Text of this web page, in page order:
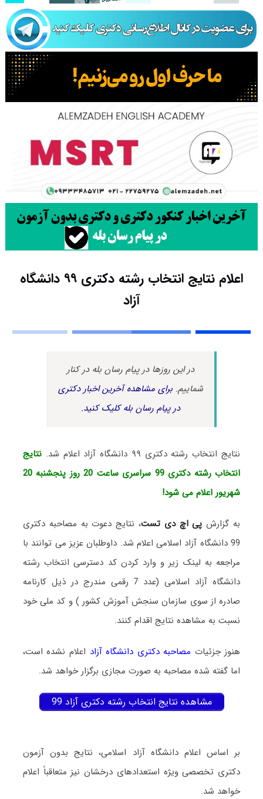
اعلام نتایج انتخاب رشته دکتری ٩٩ دانشگاه
آزاد
در این روزها در پیام رسان بله در کنار
شماییم.برای مشاهده آخرین اخبار دکتری
در پیام رسان بله کلیک کنید.
نتایج انتخاب رشته دکتری ٩٩ دانشگاه آزاد اعلام شد.
نتایج
انتخاب رشته دکتری 99 سراسری ساعت 20 روز پنجشنبه 20
شهریور اعلام می شود!
به گزارش پی اچ دی تست، نتایج دعوت به مصاحبه دکتری
99 دانشگاه آزاد اسلامی اعلام شد. داوطلبان عزیز می توانند با
مراجعه به لینک زیر و وارد کردن کد دسترسی انتخاب رشته
دانشگاه آزاد اسلامی (عدد 7 رقمی مندرج در ذیل کارنامه
صادره از سوی سازمان سنجش آموزش کشور ) و کد ملی خود
نسبت به مشاهده نتایج اقدام کنند.
هنوز جزئیات مصاحبه دکتری دانشگاه آزاد اعلام نشده است،
اما گفته شده مصاحبه به صورت مجازی برگزار خواهد شد.
مشاهده نتایج انتخاب رشته دکتری آزاد 99
بر اساس اعلام دانشگاه آزاد اسلامی، نتایج بدون آزمون
دکتری تخصصی ویژه استعدادهای درخشان نیز متعاقباً اعلام
خواهد شد.